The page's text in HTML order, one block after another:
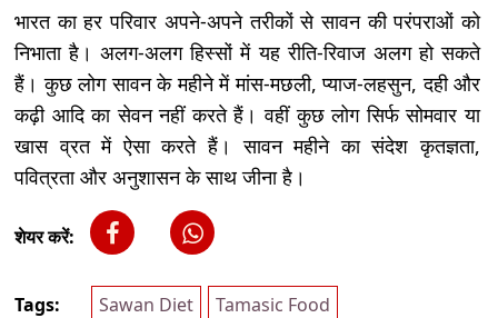
भारत का हर परिवार अपने-अपने तरीकों से सावन की परंपराओं को
निभाता है। अलग-अलग हिस्सों में यह रीति-रिवाज अलग हो सकते
हैं। कुछ लोग सावन के महीने में मांस-मछली, प्याज-लहसुन, दही और
कढ़ी आदि का सेवन नहीं करते हैं। वहीं कुछ लोग सिर्फ सोमवार या
खास व्रत में ऐसा करते हैं। सावन महीने का संदेश कृतज्ञता,
पवित्रता और अनुशासन के साथ जीना है।
शेयर करें:
Tags: Sawan Diet
Tamasic Food